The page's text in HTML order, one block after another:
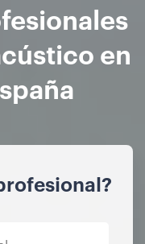
en